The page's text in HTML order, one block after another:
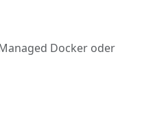
Docker oder